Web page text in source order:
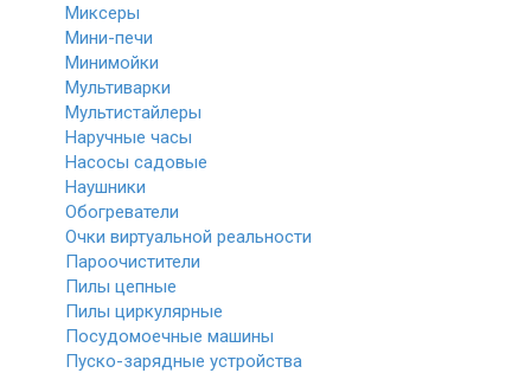
Миксеры
Мини-печи
Минимойки
Мультиварки
Мультистайлеры
Наручные часы
Насосы садовые
Наушники
Обогреватели
Очки виртуальной реальности
Пароочистители
Пилы цепные
Пилы циркулярные
Посудомоечные машины
Пуско-зарядные устройства